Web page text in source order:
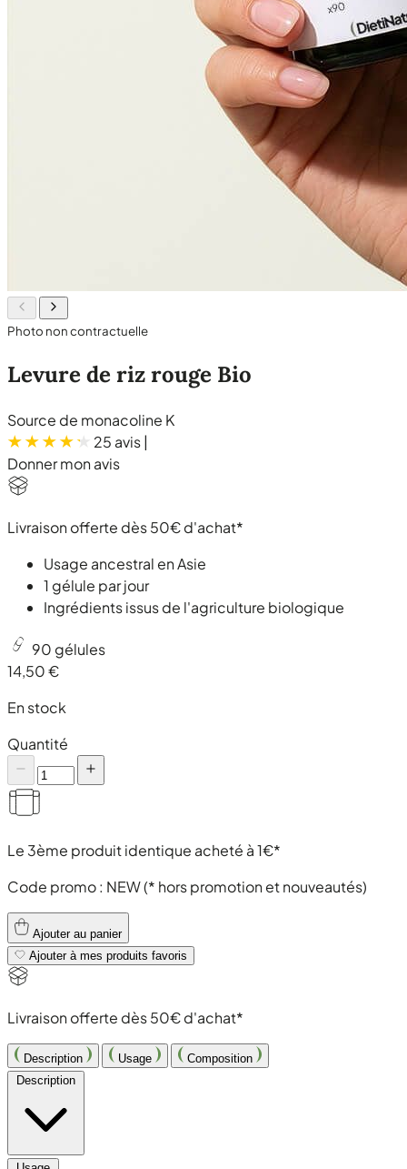
Photo non contractuelle
Levure de riz rouge Bio
Source de monacoline K
25 avis|
Donner mon avis
Livraison offerte dès 50€ d'achat*
Usage ancestral en Asie
1 gélule par jour
Ingrédients issus de l'agriculture biologique
90 gélules
14,50 €
En stock
Quantité
Le 3ème produit identique acheté à 1€*
Code promo : NEW(* hors promotion et nouveautés)
Ajouter au panier
Ajouter à mes produits favoris
Livraison offerte dès 50€ d'achat*
Description Usage
Composition
Description